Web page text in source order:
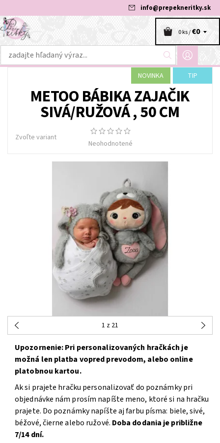
info@prepekneritky.sk
0 ks /€0
NOVINKA TIP
METOO BÁBIKA ZAJAČIK
SIVÁ/RUŽOVÁ , 50 CM
Zvoľte variant
Neohodnotené
1 z 21
Upozornenie: Pri personalizovaných hračkách je
možná len platba vopred prevodom, alebo online
platobnou kartou.
Ak si prajete hračku personalizovať do poznámky pri
objednávke nám prosím napíšte meno, ktoré si na hračku
prajete. Do poznámky napíšte aj farbu písma: biele, sivé,
béžové, čierne alebo ružové. Doba dodania je približne
7/14 dní.